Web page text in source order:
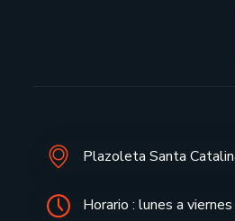
Plazoleta Santa
Horario : lunes a